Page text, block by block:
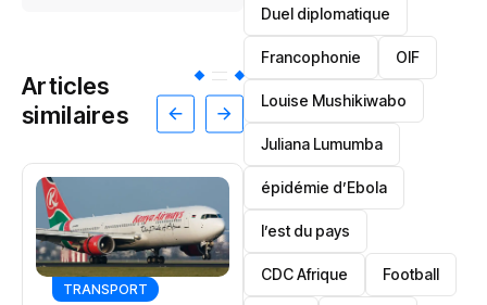
Articles
similaires
TRANSPORT
Duel diplomatique
Francophonie OIF
Louise Mushikiwabo
Juliana Lumumba
épidémie d’Ebola
l’est du pays
CDC Afrique Football